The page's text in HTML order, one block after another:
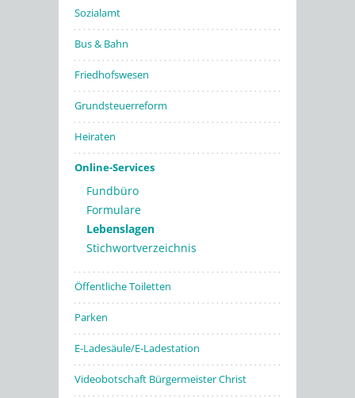
Sozialamt
Bus & Bahn
Friedhofswesen
Grundsteuerreform
Heiraten
Online-Services
Fundbüro
Formulare
Lebenslagen
Stichwortverzeichnis
Öffentliche Toiletten
Parken
E-Ladesäule/E-Ladestation
Videobotschaft Bürgermeister Christ